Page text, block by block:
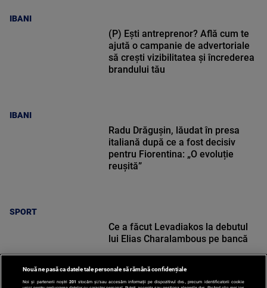
IBANI
IBANI
(P) Ești antreprenor? Află cum te
ajută o campanie de advertoriale
să crești vizibilitatea și încrederea
brandului tău
SPORT
Radu Drăgușin, lăudat în presa
italiană după ce a fost decisiv
pentru Fiorentina: „O evoluție
reușită”
Ce a făcut Levadiakos la debutul
lui Elias Charalambous pe bancă
Nouă ne pasă ca datele tale personale să rămână confidențiale
Noi și partenerii noștri 201 stocăm și/sau accesăm informații pe dispozitivul dvs., precum identificatorii cookie